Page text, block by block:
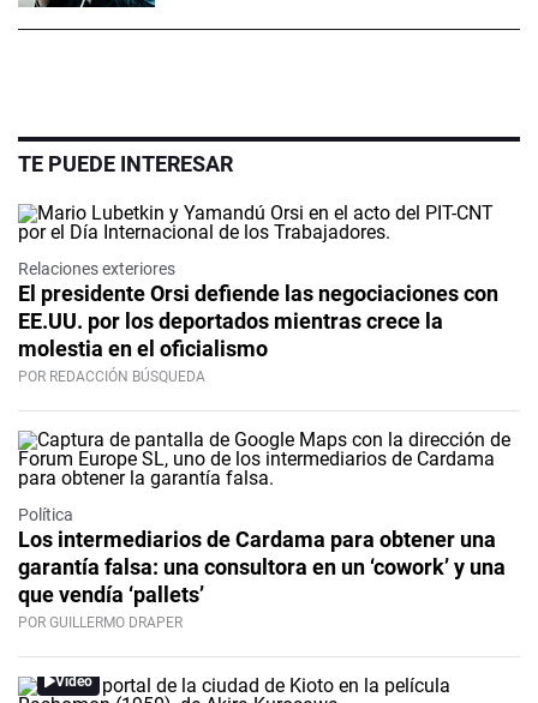
TE PUEDE INTERESAR
Relaciones exteriores
El presidente Orsi defiende las negociaciones con
EE.UU. por los deportados mientras crece la
molestia en el oficialismo
POR REDACCIÓN BÚSQUEDA
Política
Los intermediarios de Cardama para obtener una
garantía falsa: una consultora en un ‘cowork’ y una
que vendía ‘pallets’
POR GUILLERMO DRAPER
Video